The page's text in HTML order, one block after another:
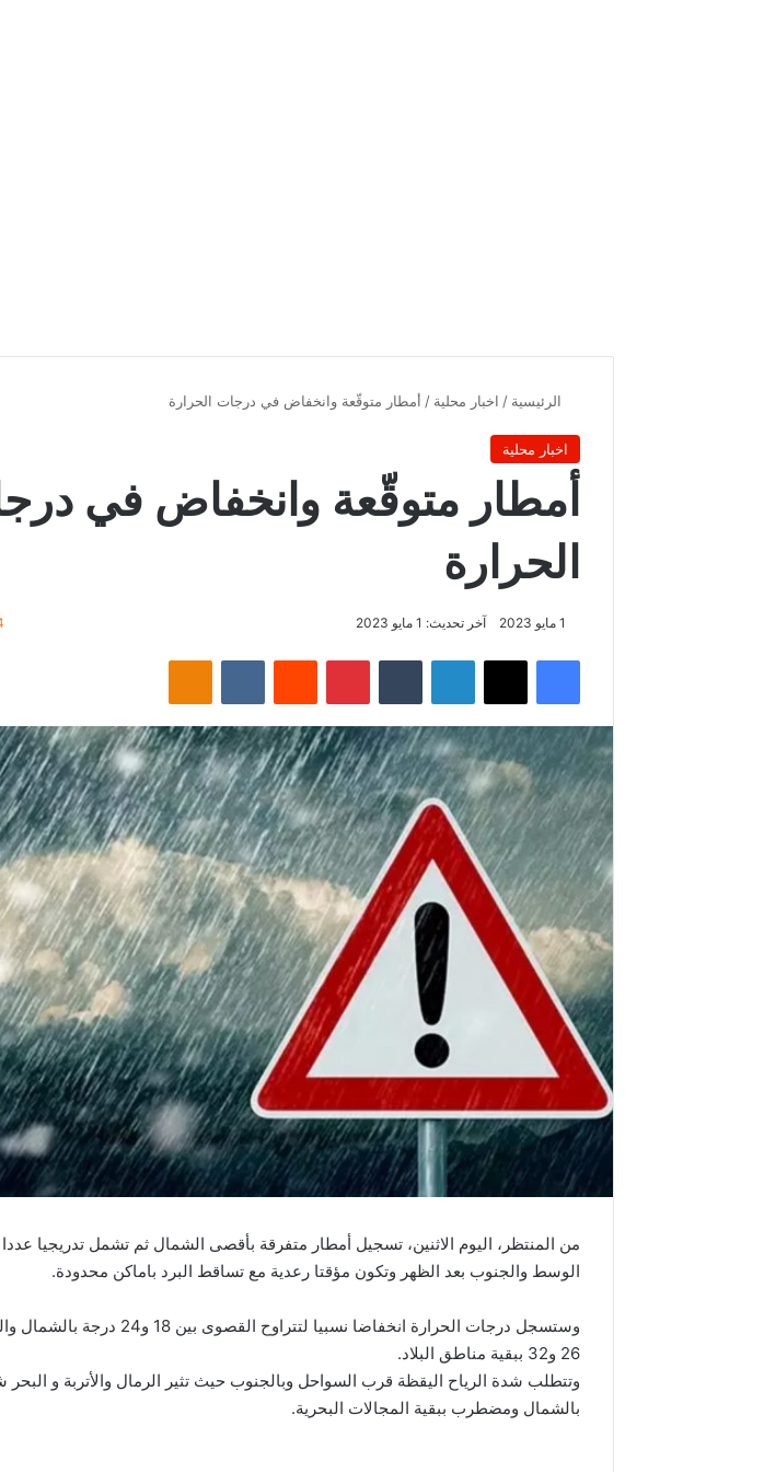
الرئيسية / اخبار محلية / أمطار متوقّعة وانخفاض في درجات الحرارة
اخبار محلية
أمطار متوقّعة وانخفاض في
الحرارة
1 مايو 2023 آخر تحديث: 1 مايو 2023
فيسبوك ‫X لينكدإن بينتيريست Odnoklassniki
من المنتظر، اليوم الاثنين، تسجيل أمطار متفرقة بأقصى الشمال ثم تشمل تدريجيا
الوسط والجنوب بعد الظهر وتكون مؤقتا رعدية مع تساقط البرد باماكن محدودة.
وستسجل درجات الحرارة انخفاضا نسبيا
26 و32 ببقية مناطق البلاد.
وتتطلب شدة الرياح اليقظة قرب السواحل وبالجنوب حيث تثير الرمال والأتربة و
بالشمال ومضطرب ببقية المجالات البحرية.